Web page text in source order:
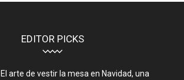
EDITOR PICKS
El arte de vestir la mesa en Navidad, una